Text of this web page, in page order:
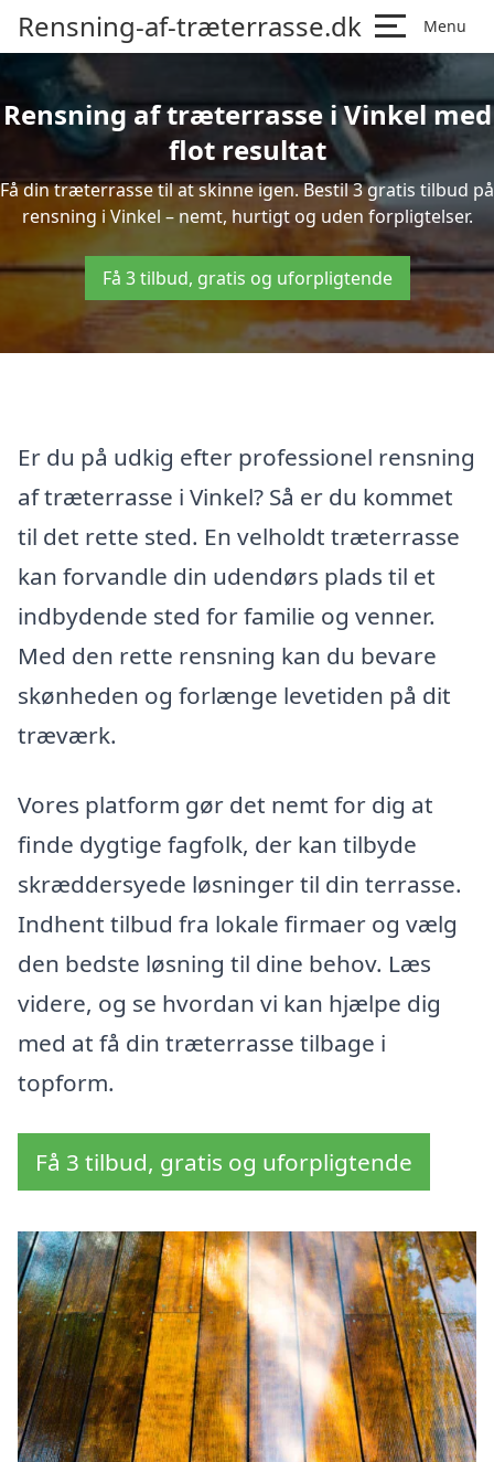
Rensning-af-træterrasse.dk Menu
Rensning af træterrasse i Vinkel med
flot resultat
Få din træterrasse til at skinne igen. Bestil 3 gratis tilbud på
rensning i Vinkel – nemt, hurtigt og uden forpligtelser.
Få 3 tilbud, gratis og uforpligtende
Er du på udkig efter professionel rensning
af træterrasse i Vinkel? Så er du kommet
til det rette sted. En velholdt træterrasse
kan forvandle din udendørs plads til et
indbydende sted for familie og venner.
Med den rette rensning kan du bevare
skønheden og forlænge levetiden på dit
træværk.
Vores platform gør det nemt for dig at
finde dygtige fagfolk, der kan tilbyde
skræddersyede løsninger til din terrasse.
Indhent tilbud fra lokale firmaer og vælg
den bedste løsning til dine behov. Læs
videre, og se hvordan vi kan hjælpe dig
med at få din træterrasse tilbage i
topform.
Få 3 tilbud, gratis og uforpligtende